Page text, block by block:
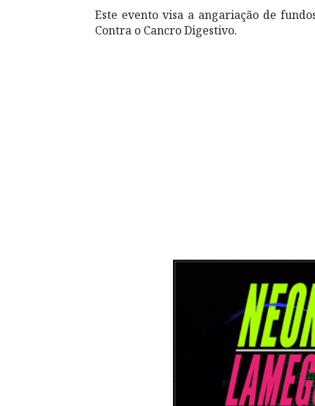
Este evento visa a angariação de
Contra o Cancro Digestivo.